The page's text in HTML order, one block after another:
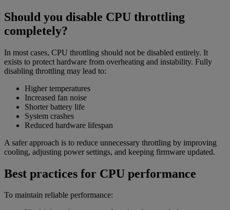
Should you disable CPU throttling
completely?
In most cases, CPU throttling should not be disabled entirely. It
exists to protect hardware from overheating and instability. Fully
disabling throttling may lead to:
Higher temperatures
Increased fan noise
Shorter battery life
System crashes
Reduced hardware lifespan
A safer approach is to reduce unnecessary throttling by improving
cooling, adjusting power settings, and keeping firmware updated.
Best practices for CPU performance
To maintain reliable performance: